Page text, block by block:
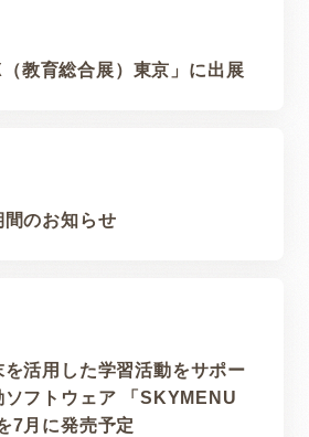
（教育総合展）東京」に出展
のお知らせ
活用した学習活動をサポー
ソフトウェア 「SKYMENU
7月に発売予定